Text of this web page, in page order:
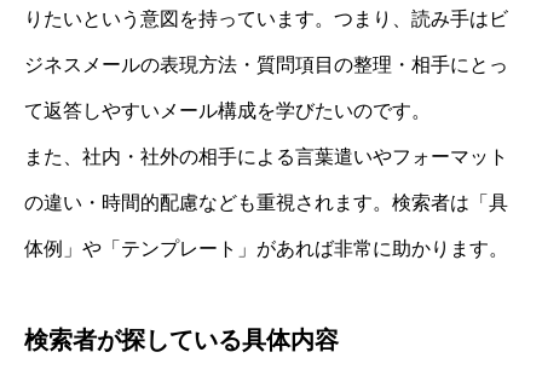
りたいという意図を持っています。つまり、読み手はビ
ジネスメールの表現方法・質問項目の整理・相手にとっ
て返答しやすいメール構成を学びたいのです。
また、社内・社外の相手による言葉遣いやフォーマット
の違い・時間的配慮なども重視されます。検索者は「具
体例」や「テンプレート」があれば非常に助かります。
検索者が探している具体内容